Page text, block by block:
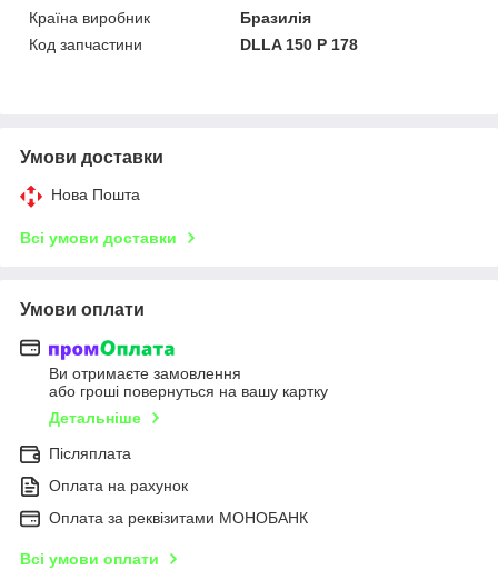
Країна виробник
Бразилія
Код запчастини
DLLA 150 P 178
Умови доставки
Нова Пошта
Всі умови доставки
Умови оплати
Ви отримаєте замовлення
або гроші повернуться на вашу картку
Детальніше
Післяплата
Оплата на рахунок
Оплата за реквізитами МОНОБАНК
Всі умови оплати